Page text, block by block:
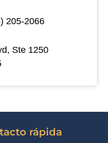
205-2066
Ste 1250
rápida